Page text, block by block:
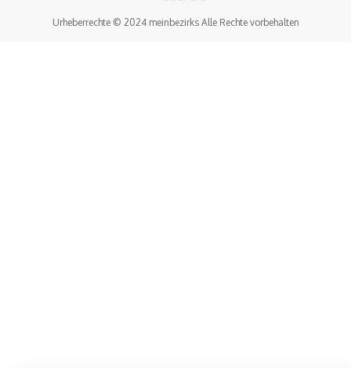
Urheberrechte © 2024 meinbezirks Alle Rechte vorbehalten